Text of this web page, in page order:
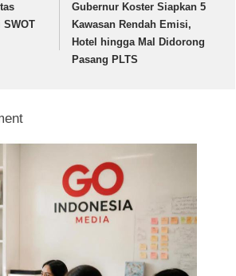
SWOT
Gubernur Koster Siapkan 5
Kawasan Rendah Emisi,
Hotel hingga Mal Didorong
Pasang PLTS